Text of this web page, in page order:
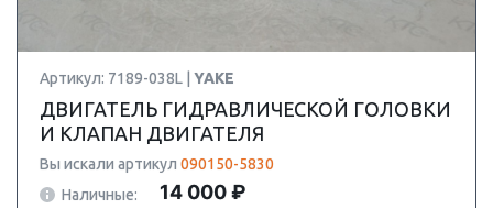
Артикул: 7189-038L | YAKE
ДВИГАТЕЛЬ ГИДРАВЛИЧЕСКОЙ ГОЛОВКИ
И КЛАПАН ДВИГАТЕЛЯ
Вы искали артикул 090150-5830
Наличные:
14 000 ₽